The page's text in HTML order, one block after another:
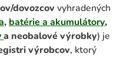
dovozcov vyhradených
, batérie a akumulátory,
a neobalové výrobky) je
výrobcov, ktorý